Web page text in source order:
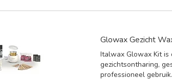
Glowax Gezicht
Italwax Glowax Kit
gezichtsontharing,
professioneel gebruik.